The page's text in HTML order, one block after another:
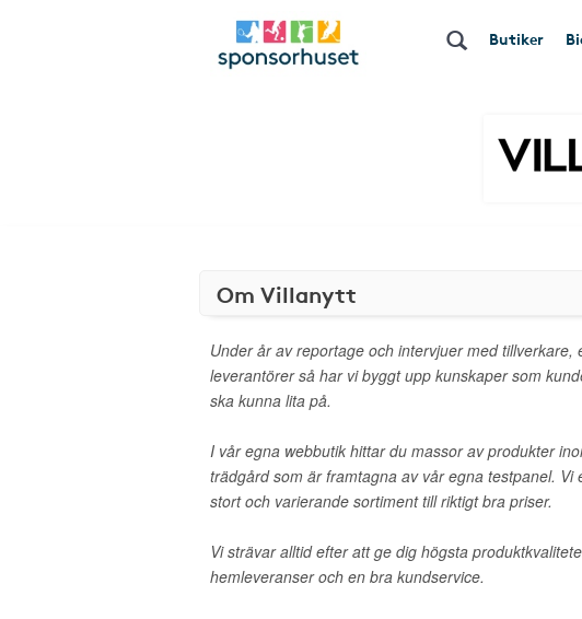
Butiker
Om Villanytt
Under år av reportage och intervjuer med tillverkare,
leverantörer så har vi byggt upp kunskaper som
ska kunna lita på.
I vår egna webbutik hittar du massor av produkter
trädgård som är framtagna av vår egna testpanel. Vi
stort och varierande sortiment till riktigt bra priser.
Vi strävar alltid efter att ge dig högsta
hemleveranser och en bra kundservice.